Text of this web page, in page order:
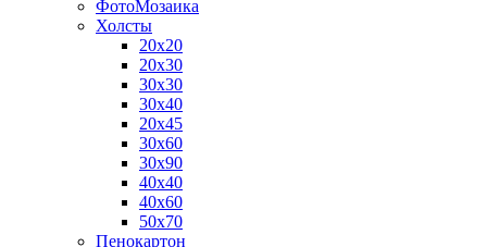
ФотоМозаика
Холсты
20х20
20х30
30х30
30х40
20х45
30х60
30х90
40х40
40х60
50х70
Пенокартон